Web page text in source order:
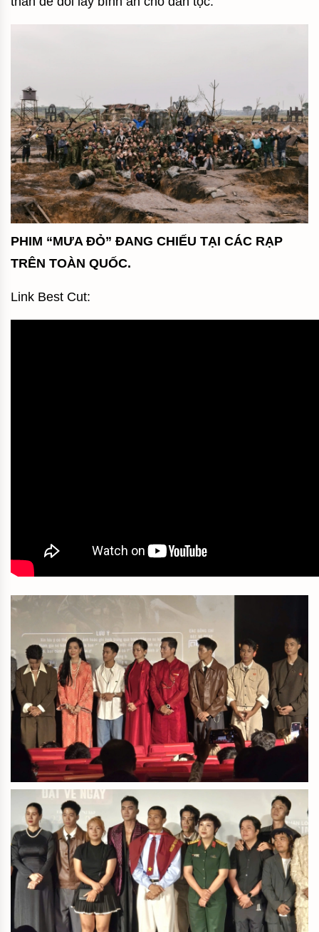
PHIM “MƯA ĐỎ” ĐANG CHIẾU TẠI CÁC RẠP
TRÊN TOÀN QUỐC.
Link Best Cut: